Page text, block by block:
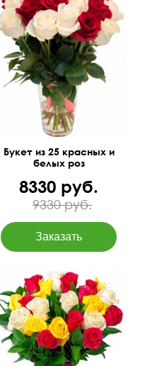
50 см 35 см
Букет из 25 красных и
белых роз
8330 руб.
9330 руб.
Разноцветные бутоны
50 см
35 см